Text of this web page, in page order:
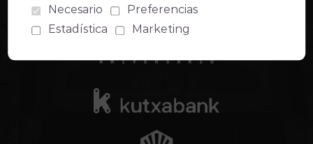
Necesario
Preferencias
Estadística
Marketing